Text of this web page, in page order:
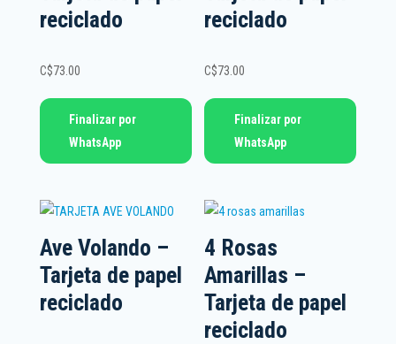
reciclado
C$73.00
Finalizar por
WhatsApp
reciclado
C$73.00
Finalizar por
WhatsApp
Ave Volando –
Tarjeta de papel
reciclado
4 Rosas
Amarillas –
Tarjeta de papel
reciclado